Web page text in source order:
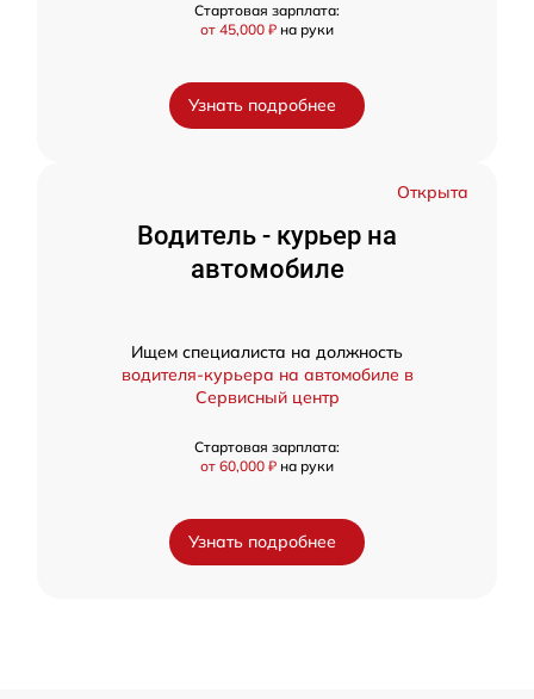
Стартовая зарплата:
от 45,000 ₽ на руки
Узнать подробнее
Открыта
Водитель - курьер на
автомобиле
Ищем специалиста на должность
водителя-курьера на автомобиле в
Сервисный центр
Стартовая зарплата:
от 60,000 ₽ на руки
Узнать подробнее